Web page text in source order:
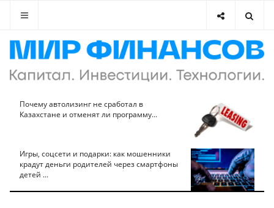
Почему автолизинг не сработал в
Казахстане и отменят ли программу...
Игры, соцсети и подарки: как мошенники
крадут деньги родителей через смартфоны
детей ...